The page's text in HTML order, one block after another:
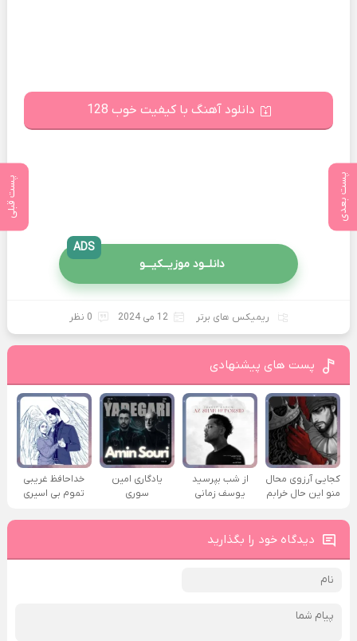
پست بعدی پست قبلی
دانلود آهنگ با کیفیت خوب 128
دانلــود موزیــکیـــو
ADS
ریمیکس های برتر 12 می 2024 0 نظر
پست های پیشنهادی
کجایی آرزوی محال
منو این حال خرابم
از شب بپرسید
یوسف زمانی
یادگاری امین
سوری
خداحافظ غریبی
تموم بی اسیری
دیدگاه خود را بگذارید